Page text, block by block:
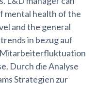
mental health of the
and the general
in bezug auf
Durch die Analyse
Strategien zur